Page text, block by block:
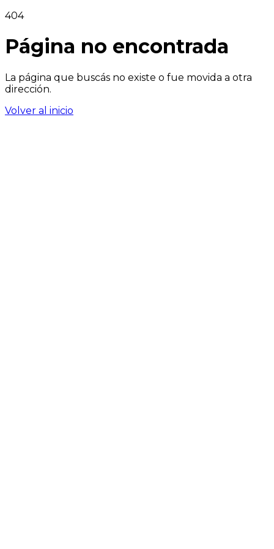
404
Página no encontrada
La página que buscás no existe o fue movida a otra
dirección.
Volver al inicio